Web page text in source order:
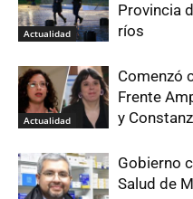
Actualidad
Provincia
ríos
Actualidad
Comenzó
Frente
y
Gobierno
Salud de